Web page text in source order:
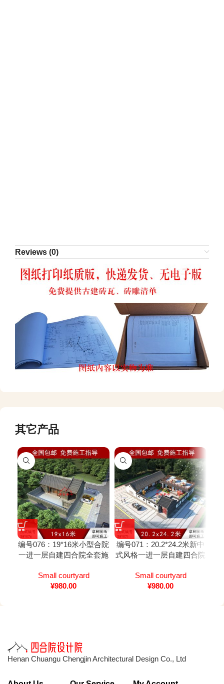
Reviews (0)
其它产品
编号076：19*16米小型合院
一进一层自建四合院全套施
Small courtyard
¥980.00
编号071：20.2*24.2米新中
式风格一进一层自建四合院
Small courtyard
¥980.00
Henan Chuangu Chengjin Architectural Design Co., Ltd